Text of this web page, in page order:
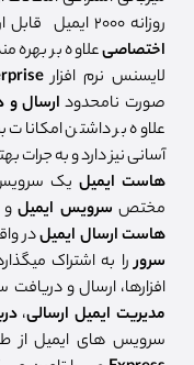
روزانه ۲۰۰۰ ایمیل قابل ارسال است. در مقابل با
اختصاصیعلاوه بر بهره
لایسنس نرم افزار
صورت نامحدود ارسال و
علاوه بر داشتن امکانات
آسانی نیز دارد و به جرات
هاست ایمیل
مختص سرویس ایمیلو
هاست ارسال ایمیلدر
سروررا به اشتراک
افزارها، ارسال و
مدیریت ایمیل ارسالی،
سرویس های ایمیل از